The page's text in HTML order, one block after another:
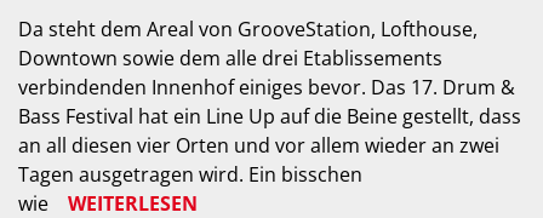
Da steht dem Areal von GrooveStation, Lofthouse,
Downtown sowie dem alle drei Etablissements
verbindenden Innenhof einiges bevor. Das 17. Drum &
Bass Festival hat ein Line Up auf die Beine gestellt, dass
an all diesen vier Orten und vor allem wieder an zwei
Tagen ausgetragen wird. Ein bisschen
wie
WEITERLESEN